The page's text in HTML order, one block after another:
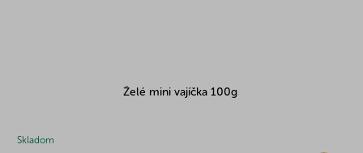
Želé mini vajíčka 100g
Skladom